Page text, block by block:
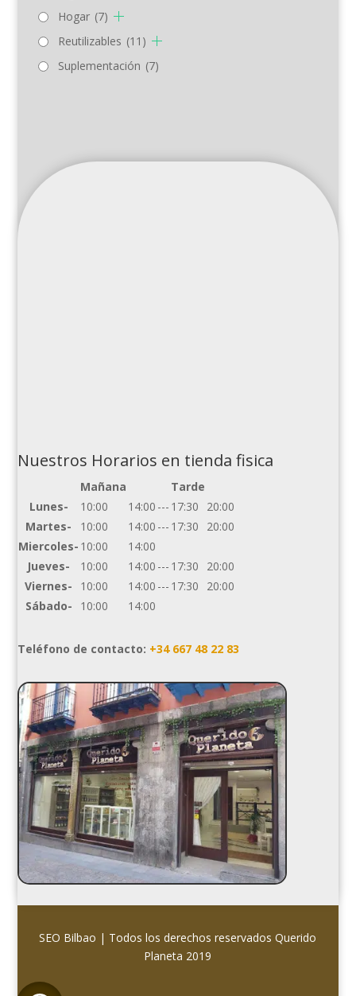
Hogar (7)
Reutilizables (11)
Suplementación (7)
Nuestros Horarios en tienda fisica
Mañana
Tarde
Lunes-
10:00 14:00 --- 17:30
20:00
Martes-
10:00 14:00 --- 17:30
20:00
Miercoles- 10:00
14:00
Jueves-
10:00 14:00 --- 17:30
20:00
Viernes-
10:00 14:00 --- 17:30
20:00
Sábado-
10:00 14:00
Teléfono de contacto: +34 667 48 22 83
SEO Bilbao | Todos los derechos reservadosQuerido
Planeta 2019